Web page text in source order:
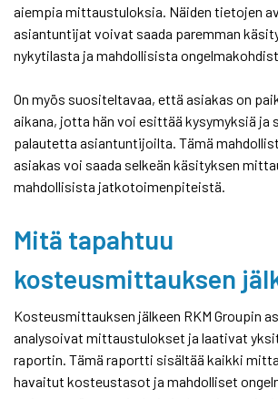
aiempia mittaustuloksia. Näiden tietojen
asiantuntijat voivat saada paremman
nykytilasta ja mahdollisista
On myös suositeltavaa, että asiakas on
aikana, jotta hän voi esittää kysymyksiä ja
palautetta asiantuntijoilta. Tämä
asiakas voi saada selkeän käsityksen
mahdollisista jatkotoimenpiteistä.
Mitä tapahtuu
kosteusmittauksen
Kosteusmittauksen jälkeen RKM Groupin
analysoivat mittaustulokset ja laativat
raportin. Tämä raportti sisältää kaikki
havaitut kosteustasot ja mahdolliset